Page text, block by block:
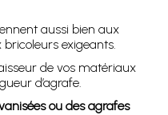
aussi bien aux
bricoleurs exigeants.
de vos matériaux
d’agrafe.
ou des agrafes